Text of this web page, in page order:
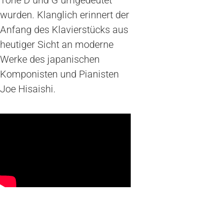
wurden. Klanglich erinnert der
Anfang des Klavierstücks aus
heutiger Sicht an moderne
Werke des japanischen
Komponisten und Pianisten
Joe Hisaishi.